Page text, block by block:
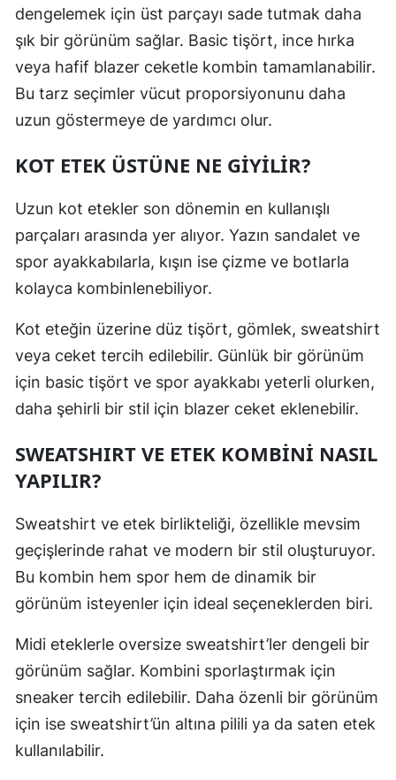
dengelemek için üst parçayı sade tutmak daha
şık bir görünüm sağlar. Basic tişört, ince hırka
veya hafif blazer ceketle kombin tamamlanabilir.
Bu tarz seçimler vücut proporsiyonunu daha
uzun göstermeye de yardımcı olur.
KOT ETEK ÜSTÜNE NE GİYİLİR?
Uzun kot etekler son dönemin en kullanışlı
parçaları arasında yer alıyor. Yazın sandalet ve
spor ayakkabılarla, kışın ise çizme ve botlarla
kolayca kombinlenebiliyor.
Kot eteğin üzerine düz tişört, gömlek, sweatshirt
veya ceket tercih edilebilir. Günlük bir görünüm
için basic tişört ve spor ayakkabı yeterli olurken,
daha şehirli bir stil için blazer ceket eklenebilir.
SWEATSHIRT VE ETEK KOMBİNİ NASIL
YAPILIR?
Sweatshirt ve etek birlikteliği, özellikle mevsim
geçişlerinde rahat ve modern bir stil oluşturuyor.
Bu kombin hem spor hem de dinamik bir
görünüm isteyenler için ideal seçeneklerden biri.
Midi eteklerle oversize sweatshirt’ler dengeli bir
görünüm sağlar. Kombini sporlaştırmak için
sneaker tercih edilebilir. Daha özenli bir görünüm
için ise sweatshirt’ün altına pilili ya da saten etek
kullanılabilir.